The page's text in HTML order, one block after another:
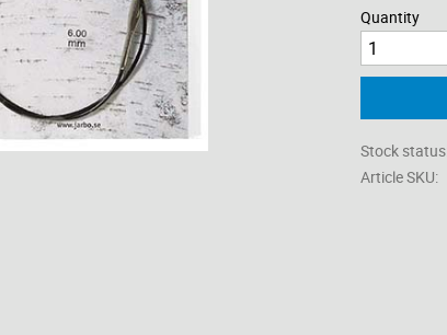
Quantity
Stock status
Article SKU